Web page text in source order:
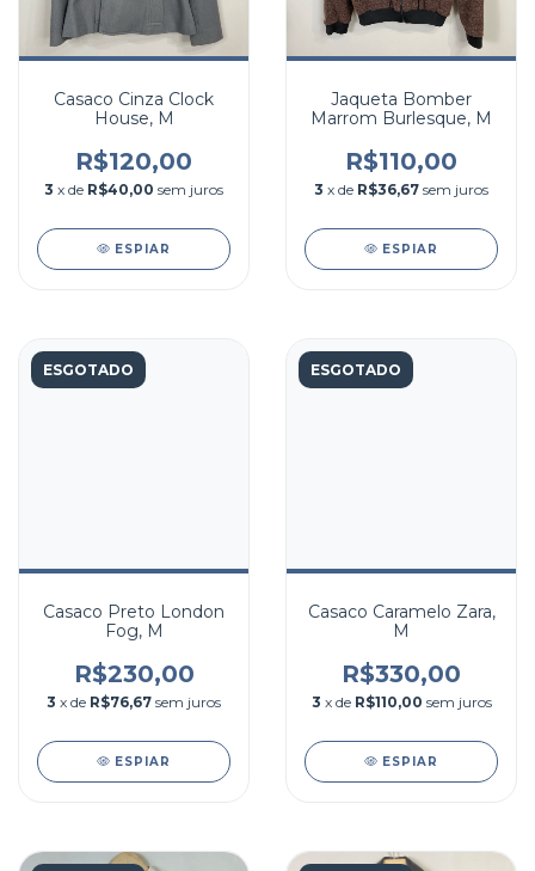
Casaco Cinza Clock
House, M
R$120,00
3 x de R$40,00 sem juros
ESPIAR
Jaqueta Bomber
Marrom Burlesque, M
R$110,00
3 x de R$36,67 sem juros
ESPIAR
ESGOTADO
Casaco Preto London
Fog, M
R$230,00
3 x de R$76,67 sem juros
ESPIAR
ESGOTADO
Casaco Caramelo Zara,
M
R$330,00
3 x de R$110,00 sem juros
ESPIAR